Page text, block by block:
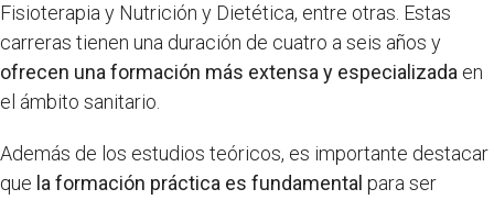
Fisioterapia y Nutrición y Dietética, entre otras. Estas
carreras tienen una duración de cuatro a seis años y
ofrecen una formación más extensa y especializada en
el ámbito sanitario.
Además de los estudios teóricos, es importante destacar
que la formación práctica es fundamental para ser